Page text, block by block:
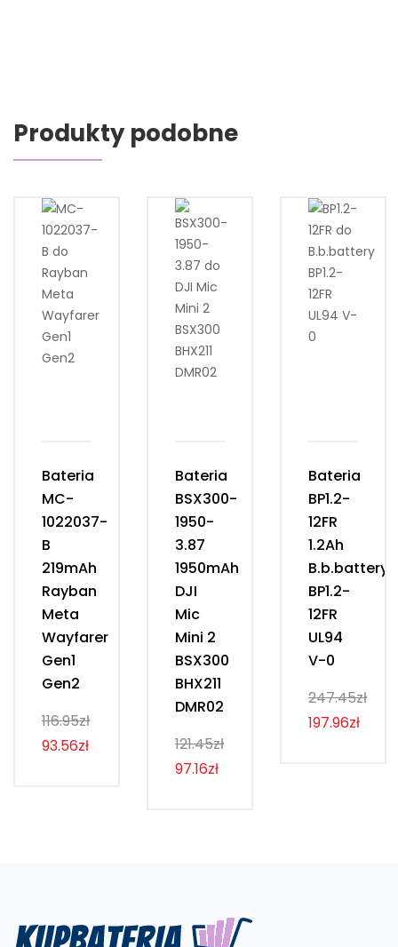
Produkty podobne
Bateria
MC-
1022037-
B
219mAh
Rayban
Meta
Wayfarer
Gen1
Gen2
116.95zł
93.56zł
Bateria
BSX300-
1950-
3.87
1950mAh
DJI
Mic
Mini 2
BSX300
BHX211
DMR02
121.45zł
97.16zł
Bateria
BP1.2-
12FR
1.2Ah
B.b.battery
BP1.2-
12FR
UL94
V-0
247.45zł
197.96zł